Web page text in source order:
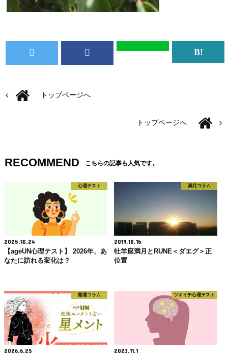
トップページへ
トップページへ
RECOMMEND こちらの記事も人気です。
心理テスト
2025.10.24
【ageUN心理テスト】 2026年、あ
なたに訪れる変化は？
満月コラム
2019.10.16
牡羊座満月とRUNE＜ダエグ＞正
位置
開運コラム
2026.6.25
ツキイチ心理テスト
2023.11.1